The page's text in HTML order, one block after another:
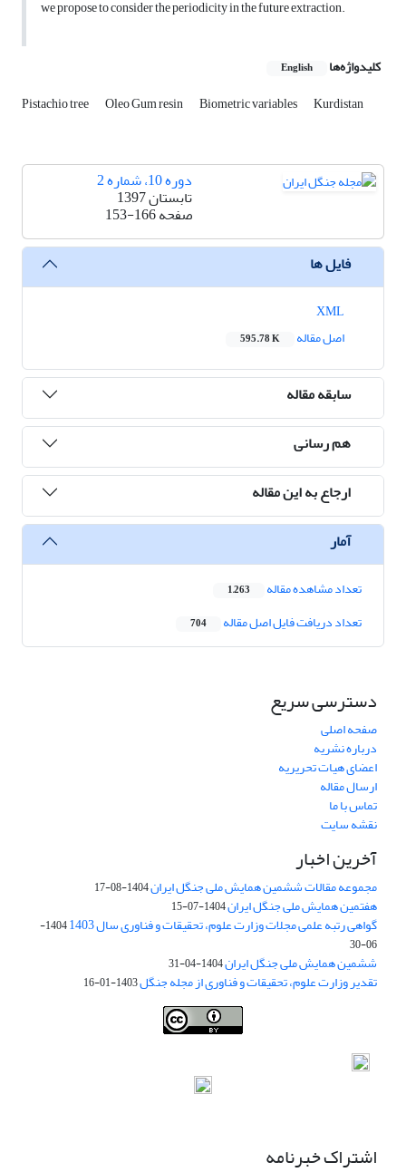
we propose to consider the periodicity in the future extraction.
کلیدواژه‌ها English
Pistachio tree Oleo Gum resin Biometric variables Kurdistan
دوره 10، شماره 2
تابستان 1397
صفحه153-166
فایل ها
اصل مقاله
595.78 K
سابقه مقاله
هم رسانی
ارجاع به این مقاله
آمار
تعداد مشاهده مقاله 1,263
تعداد دریافت فایل اصل مقاله 704
دسترسی سریع
صفحه اصلی
درباره نشریه
اعضای هیات تحریریه
ارسال مقاله
تماس با ما
نقشه سایت
آخرین اخبار
مجموعه مقالات ششمین همایش ملی جنگل ایران1404-08-17
هفتمین همایش ملی جنگل ایران1404-07-15
گواهی رتبه علمی مجلات وزارت علوم، تحقیقات و فناوری سال 1403
1404-
06-30
ششمین همایش ملی جنگل ایران1404-04-31
تقدیر وزارت علوم، تحقیقات و فناوری از مجله جنگل1403-01-16
اشتراک خبرنامه